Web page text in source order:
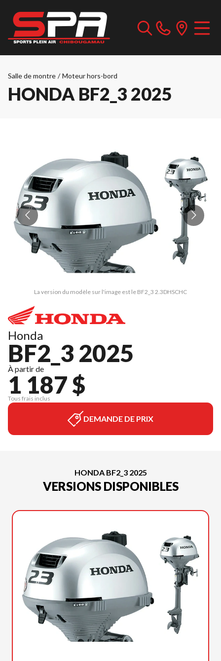
Salle de montre / Moteur hors-bord
HONDA BF2_3 2025
La version du modèle sur l'image est le BF2_3 2.3DHSCHC
Honda
BF2_3 2025
À partir de
1 187 $
Tous frais inclus
DEMANDE DE PRIX
HONDA BF2_3 2025
VERSIONS DISPONIBLES